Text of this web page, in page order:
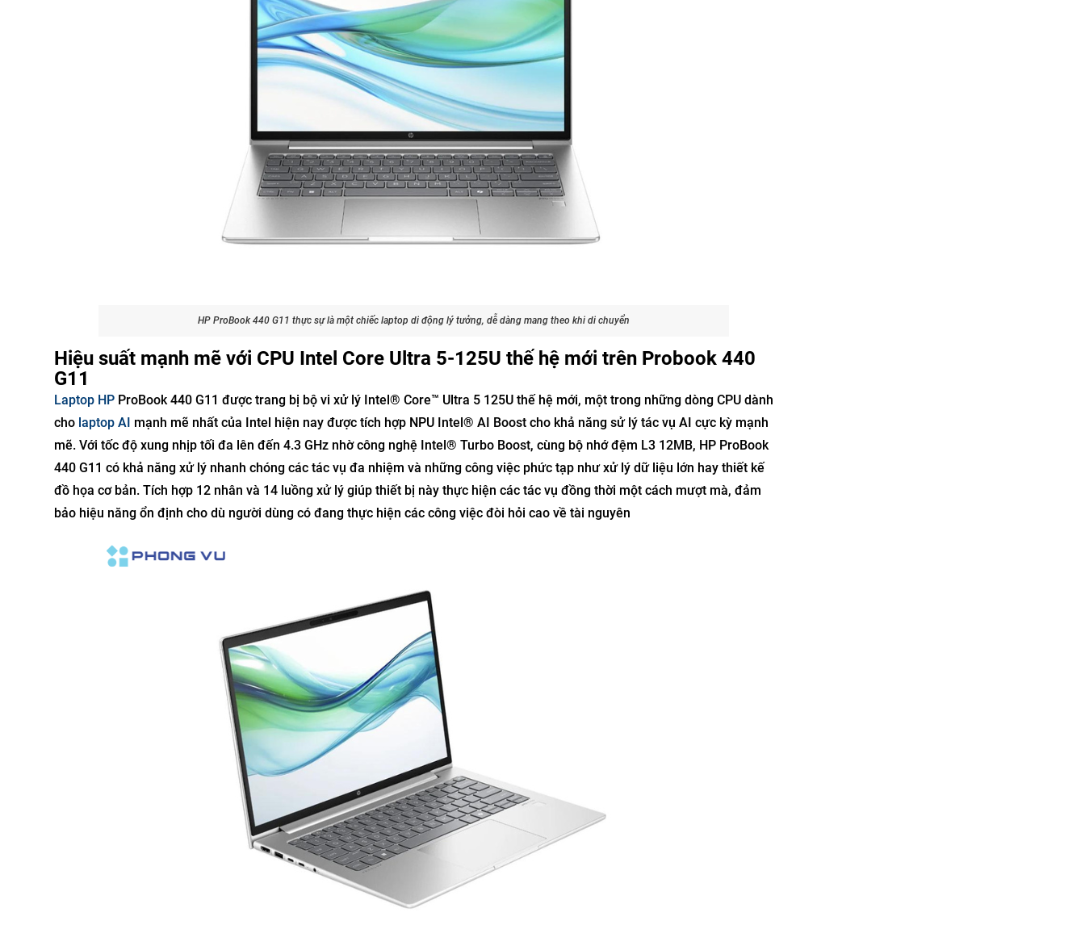
HP ProBook 440 G11 thực sự là một chiếc laptop di động lý tưởng, dễ dàng mang theo khi di chuyển
Hiệu suất mạnh mẽ với CPU Intel Core Ultra 5-125U thế hệ mới trên Probook 440
G11
Laptop HP ProBook 440 G11 được trang bị bộ vi xử lý Intel® Core™ Ultra 5 125U thế hệ mới, một trong những dòng CPU dành
cho laptop AI mạnh mẽ nhất của Intel hiện nay được tích hợp NPU Intel® AI Boost cho khả năng sử lý tác vụ AI cực kỳ mạnh
mẽ. Với tốc độ xung nhịp tối đa lên đến 4.3 GHz nhờ công nghệ Intel® Turbo Boost, cùng bộ nhớ đệm L3 12MB, HP ProBook
440 G11 có khả năng xử lý nhanh chóng các tác vụ đa nhiệm và những công việc phức tạp như xử lý dữ liệu lớn hay thiết kế
đồ họa cơ bản. Tích hợp 12 nhân và 14 luồng xử lý giúp thiết bị này thực hiện các tác vụ đồng thời một cách mượt mà, đảm
bảo hiệu năng ổn định cho dù người dùng có đang thực hiện các công việc đòi hỏi cao về tài nguyên